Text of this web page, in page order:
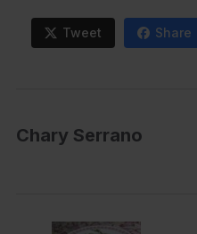
Tweet Share
Chary Serrano